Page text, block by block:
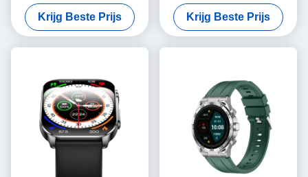
ronde 1,6" AMOLED-scherm
in de industrie
Krijg Beste Prijs
Smart Watch met Dafit APP
en Metal Bezel
Krijg Beste Prijs